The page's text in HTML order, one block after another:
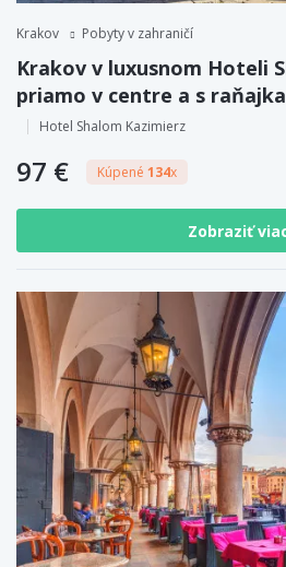
Krakov Pobyty v zahraničí
Krakov v luxusnom Hoteli
priamo v centre a s
Hotel Shalom Kazimierz
97 € Kúpené 134x
Zobraziť